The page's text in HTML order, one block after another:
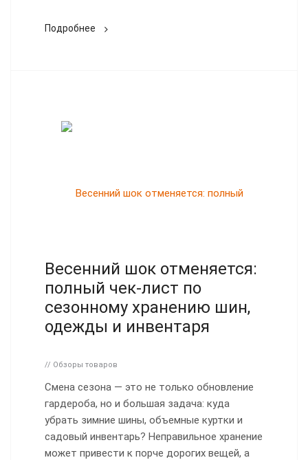
Подробнее
Весенний шок отменяется:
полный чек-лист по
сезонному хранению шин,
одежды и инвентаря
// Обзоры товаров
Смена сезона — это не только обновление
гардероба, но и большая задача: куда
убрать зимние шины, объемные куртки и
садовый инвентарь? Неправильное хранение
может привести к порче дорогих вещей, а